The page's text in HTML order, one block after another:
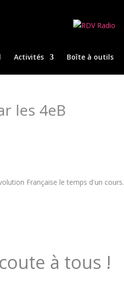
Activités Boîte à outils
les 4eB
Française le temps d'un cours.
à tous !